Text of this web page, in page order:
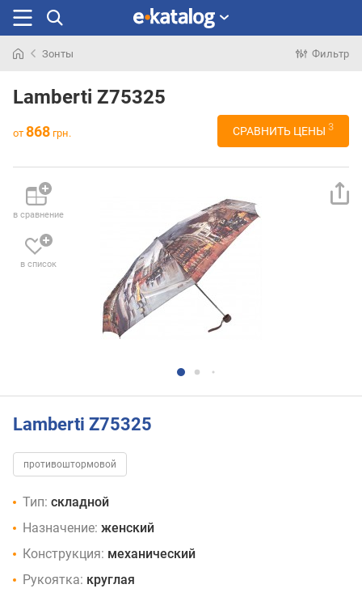
раньше
Зонты Фильтр
Lamberti Z75325
от 868 грн. СРАВНИТЬ ЦЕНЫ 3
в сравнение
в список
Lamberti Z75325
противоштормовой
Тип: складной
Назначение: женский
Конструкция: механический
Рукоятка: круглая